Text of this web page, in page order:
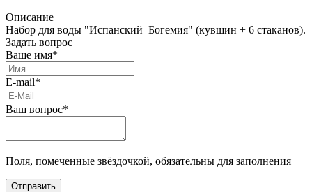
Описание
Набор для воды "Испанский Богемия" (кувшин + 6 стаканов).
Задать вопрос
Ваше имя*
E-mail*
Ваш вопрос*
Поля, помеченные звёздочкой, обязательны для заполнения